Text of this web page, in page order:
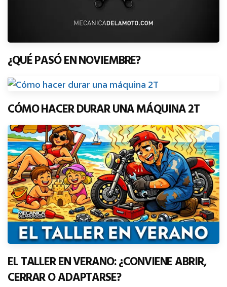
¿QUÉ PASÓ EN NOVIEMBRE?
CÓMO HACER DURAR UNA MÁQUINA 2T
EL TALLER EN VERANO: ¿CONVIENE ABRIR,
CERRAR O ADAPTARSE?